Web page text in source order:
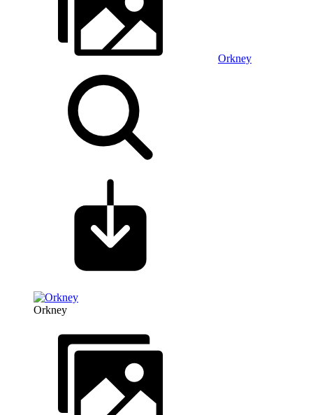
Orkney
Orkney